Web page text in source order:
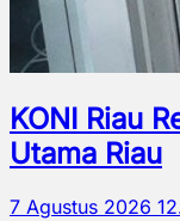
KONI Riau
Utama Riau
7 Agustus 2026